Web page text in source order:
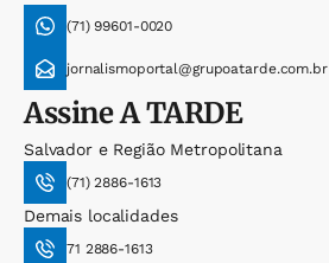
(71) 99601-0020
jornalismoportal@grupoatarde.com.br
AssineA TARDE
Salvador e Região Metropolitana
(71) 2886-1613
Demais localidades
71 2886-1613